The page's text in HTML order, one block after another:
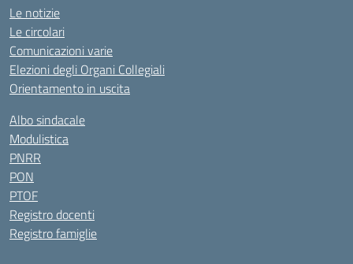
Le notizie
Le circolari
Comunicazioni varie
Elezioni degli Organi Collegiali
Orientamento in uscita
Albo sindacale
Modulistica
PNRR
PON
PTOF
Registro docenti
Registro famiglie